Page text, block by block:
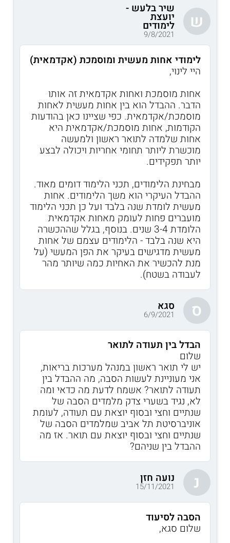
ש
שיר בלעש -
יועצת
לימודים
9/8/2021
לימודי אחות מעשית ומוסמכת (אקדמאית)
היי לינוי,
אחות מוסמכת ואחות אקדמאית זה אותו
הדבר. ההבדל הוא בין אחות מעשית לאחות
מוסמכת/אקדמאית. כפי שציינו כאן בהודעות
הקודמות, אחות מוסמכת/אקדמאית היא
אחות שלמדה לתואר ראשון ולמעשה
מוכשרת ליותר תחומי אחריות ויכולה לבצע
יותר תפקידים.
מבחינת הלימודים, תכני הלימוד דומים מאוד.
ההבדל העיקרי הוא משך הלימודים. אחות
מעשית לומדת שנה בלבד ועל כן תכני הלימוד
מועברים פחות לעומק מאחות אקדמאית
הלומדת 3-4 שנים. בנוסף, בגלל שההכשרה
היא שנה בלבד - הלימודים עצמם של אחות
מעשית מדגישים בעיקר את הפן המעשי (על
מנת להכשיר את האחיות כמה שיותר מהר
לעבודה בשטח).
ס סגא
6/9/2021
הבדל בין תעודה לתואר
שלום
יש לי תואר ראשון במנהל מערכות בריאות,
אני מעוניינת לעשות הסבה, מה ההבדל בין
תעודה לתואר? אשמח לדעת מה כדאי ומה
לא, נגיד בשערי צדק מלמדים הסבה של
שנתיים וחצי ובסוף יוצאת עם תעודה, לעומת
אוניברסיטת תל אביב שמלמדים הסבה של
שנתיים וחצי ובסוף יוצאת עם תואר. אז מה
ההבדל בין שניהם?
נ נועה חזן
15/11/2021
הסבה לסיעוד
שלום סגא,